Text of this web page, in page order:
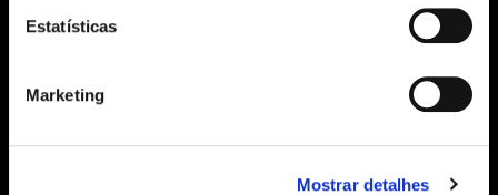
Estatísticas
Marketing
Mostrar detalhes
geral@sime.pt